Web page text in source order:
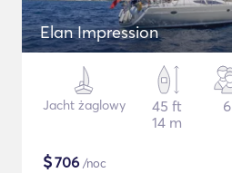
Elan Impression
Jacht żaglowy
45 ft
14 m
6
$706 /noc